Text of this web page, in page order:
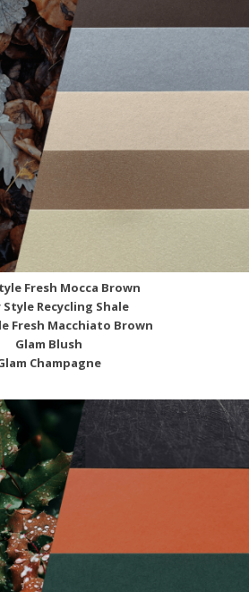
Fresh Mocca Brown
Style Recycling Shale
Fresh Macchiato Brown
Glam Blush
Champagne